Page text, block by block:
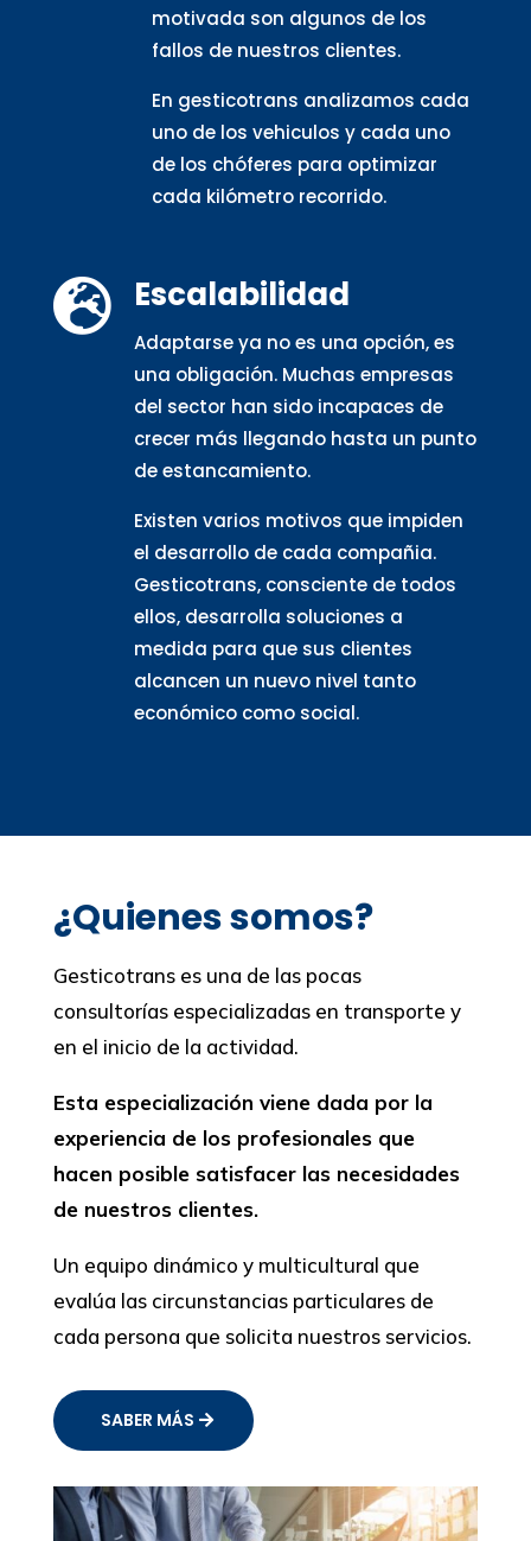
motivada son algunos de los
fallos de nuestros clientes.
En gesticotrans analizamos cada
uno de los vehiculos y cada uno
de los chóferes para optimizar
cada kilómetro recorrido.
 Escalabilidad
Adaptarse ya no es una opción, es
una obligación. Muchas empresas
del sector han sido incapaces de
crecer más llegando hasta un punto
de estancamiento.
Existen varios motivos que impiden
el desarrollo de cada compañia.
Gesticotrans, consciente de todos
ellos, desarrolla soluciones a
medida para que sus clientes
alcancen un nuevo nivel tanto
económico como social.
¿Quienes somos?
Gesticotrans es una de las pocas
consultorías especializadas en transporte y
en el inicio de la actividad.
Esta especialización viene dada por la
experiencia de los profesionales que
hacen posible satisfacer las necesidades
de nuestros clientes.
Un equipo dinámico y multicultural que
evalúa las circunstancias particulares de
cada persona que solicita nuestros servicios.
SABER MÁS